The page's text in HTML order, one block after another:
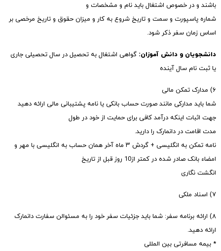
باشند و در خصوص اشتغال باید نام و مشخصات و
شماره پاسپورت و سمت و تاریخ شروع به کار و میزان حقوق و تاریخ مرخصی بر
اساس زمان سفر ذکر شود.
دانشجویان و دانش آموزان: گواهی اشتغال به تحصیل در سال تحصیلی جاری
یا ثبت نام سال آینده
۶) مدارک تمکن مالی
شما باید مدارکی مانند صورت حساب بانکی یا نامه پشتیبانی مالی ارائه دهید
جهت اثبات اینکه درآمد کافی برای حمایت از خود در طول
مدت اقامت در دانمارک را دارید.
نامه تمکن به انگلیسی + گردش ۳ ماه آخر همان حساب به انگلیسی با مهر و
امضاء بانک صادر شده در کمتر از10 روز قبل از تاریخ
انگشت نگاری
۷) اسناد ملکی
۸) ارائه برنامه سفر: شما باید جزئیات سفر خود را به مسئوالن سفارت دانمارک
ارائه دهید.
* بیمه مسافرتی بین المللی